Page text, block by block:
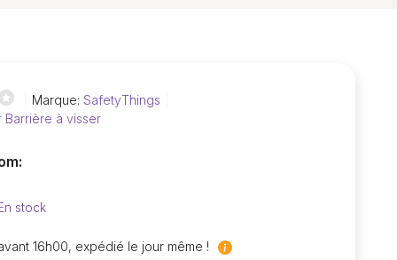
Marque: SafetyThings
Barrière à visser
stock
16h00, expédié le jour même !